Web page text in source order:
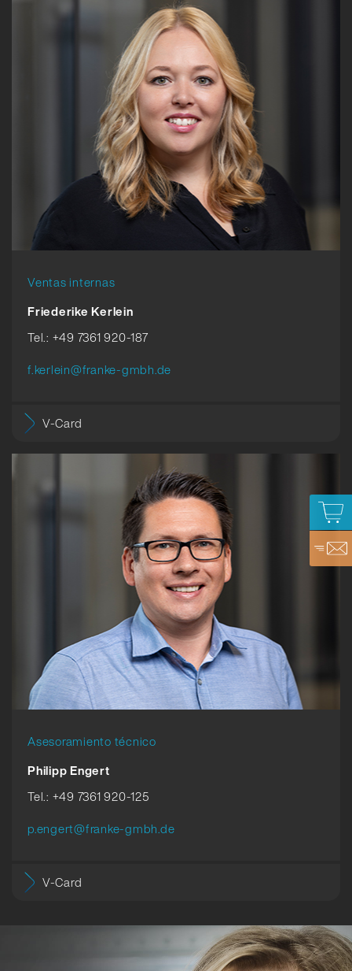
Ventas internas
Friederike Kerlein
Tel.: +49 7361 920-187
f.kerlein@franke-gmbh.de
V-Card
Asesoramiento técnico
Philipp Engert
Tel.: +49 7361 920-125
p.engert@franke-gmbh.de
V-Card